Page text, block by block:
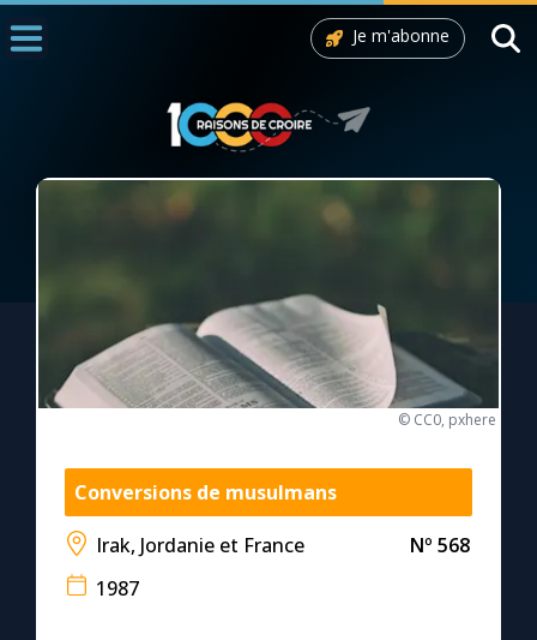
L'actualité de la semaine
La chaîne Youtube
La vidéo de la semaine
Le compte Tiktok
Je m'abonne
© CC0, pxhere
Conversions de musulmans
Irak, Jordanie et France
Nº 568
1987